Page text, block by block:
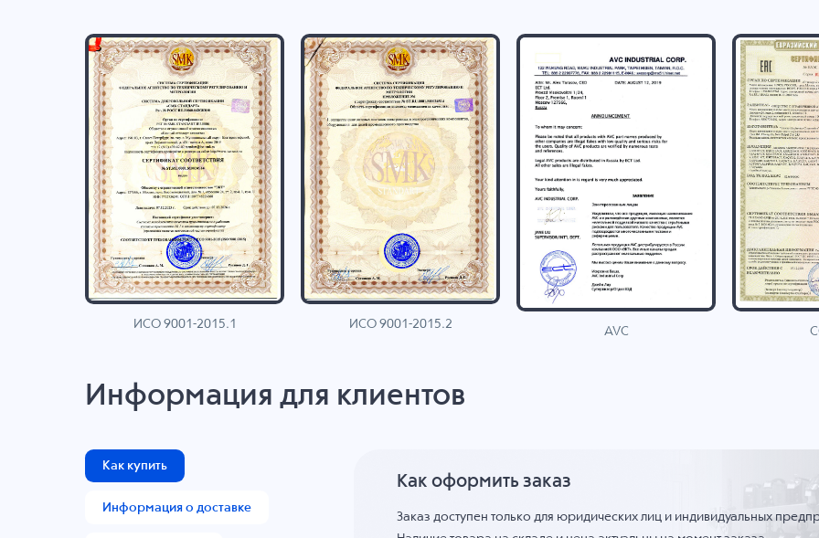
ИСО 9001-2015.1 ИСО 9001-2015.2
AVC
Информация для клиентов
Как купить
Информация о доставке
Как оформить заказ
Заказ доступен только для юридических лиц и индивидуальных